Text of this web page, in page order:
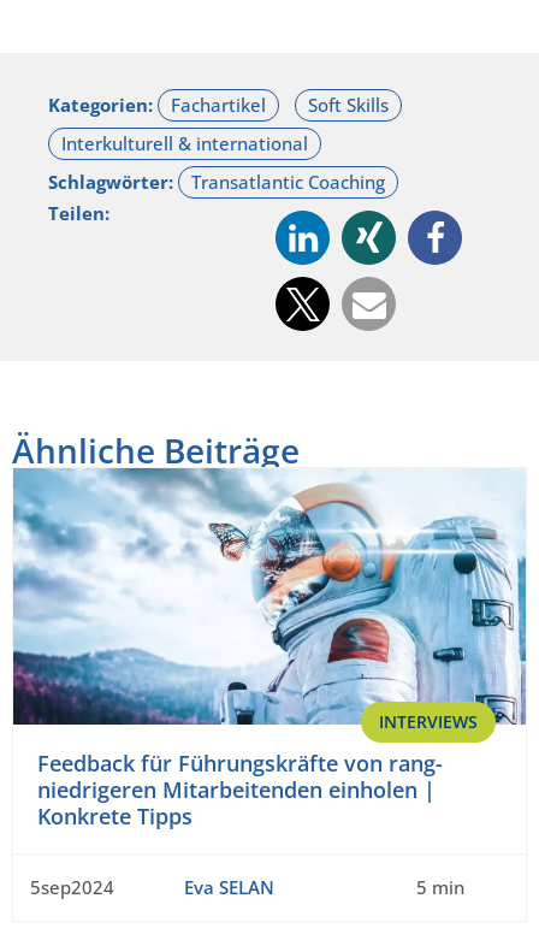
Kategorien:
Schlagwörter:
Teilen:
Ähnliche Beiträge
INTERVIEWS
Feedback für Führungskräfte von rang-
niedrigeren Mitarbeitenden einholen |
Konkrete Tipps
5sep2024 Eva SELAN 5 min